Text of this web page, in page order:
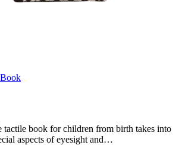
tactile book for children from birth takes into
aspects of eyesight and…